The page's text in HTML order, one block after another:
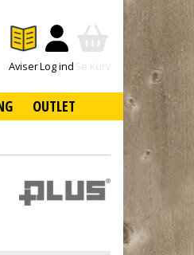
OUTLET
AviserLog indSe Kurv